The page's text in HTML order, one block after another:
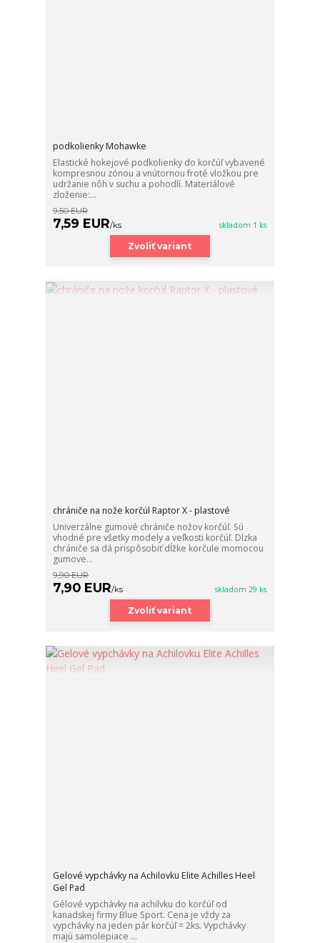
podkolienky Mohawke
Elastické hokejové podkolienky do korčúľ vybavené
kompresnou zónou a vnútornou froté vložkou pre
udržanie nôh v suchu a pohodlí. Materiálové
zloženie:...
9,50 EUR
7,59 EUR/ks skladom 1 ks
Zvoliť variant
chrániče na nože korčúl Raptor X - plastové
Univerzálne gumové chrániče nožov korčúľ. Sú
vhodné pre všetky modely a veľkosti korčúľ. Dlzka
chrániče sa dá prispôsobiť dĺžke korčule momocou
gumove...
9,90 EUR
7,90 EUR/ks skladom 29 ks
Zvoliť variant
Gelové vypchávky na Achilovku Elite Achilles Heel
Gel Pad
Gélové vypchávky na achilvku do korčúľ od
kanadskej firmy Blue Sport. Cena je vždy za
vypchávky na jeden pár korčúľ = 2ks. Vypchávky
majú samolepiace ...